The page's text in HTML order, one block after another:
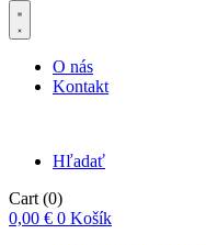
O nás
Kontakt
Hľadať
Cart (0)
0,00 € 0 Košík